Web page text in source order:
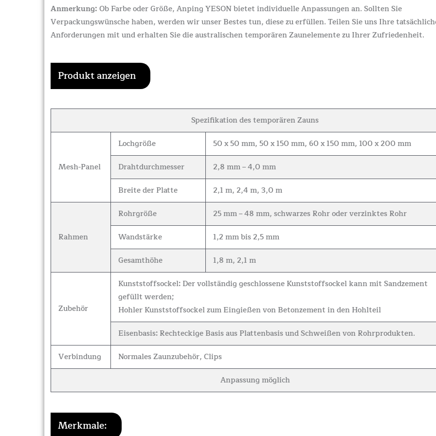
Anmerkung: Ob Farbe oder Größe, Anping YESON bietet individuelle Anpassungen an. Sollten Sie
Verpackungswünsche haben, werden wir unser Bestes tun, diese zu erfüllen. Teilen Sie uns Ihre
Anforderungen mit und erhalten Sie die australischen temporären Zaunelemente zu Ihrer Zufriedenheit.
Produkt anzeigen
Spezifikation des temporären Zauns
Mesh-Panel
Lochgröße
50 x 50 mm, 50 x 150 mm, 60 x 150 mm, 100 x 200 mm
Drahtdurchmesser
2,8 mm – 4,0 mm
Breite der Platte
2,1 m, 2,4 m, 3,0 m
Rahmen
Rohrgröße
25 mm – 48 mm, schwarzes Rohr oder verzinktes Rohr
Wandstärke
1,2 mm bis 2,5 mm
Gesamthöhe
1,8 m, 2,1 m
Zubehör
Kunststoffsockel: Der vollständig geschlossene Kunststoffsockel kann mit Sandzement
gefüllt werden;
Hohler Kunststoffsockel zum Eingießen von Betonzement in den Hohlteil
Eisenbasis: Rechteckige Basis aus Plattenbasis und Schweißen von Rohrprodukten.
Verbindung
Normales Zaunzubehör, Clips
Anpassung möglich
Merkmale: